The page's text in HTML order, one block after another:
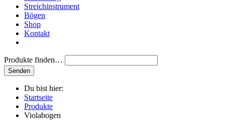
Streichinstrument
Bögen
Shop
Kontakt
Produkte finden…
Du bist hier:
Startseite
Produkte
Violabogen